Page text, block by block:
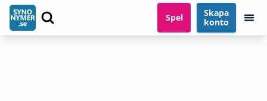
Spel
Skapa
konto